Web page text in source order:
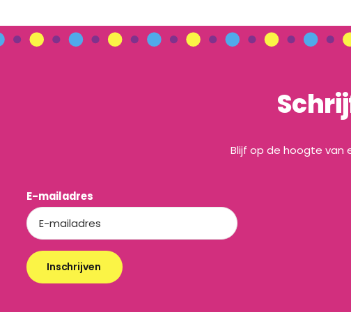
Blijf op de hoogte van
E-mailadres
Inschrijven